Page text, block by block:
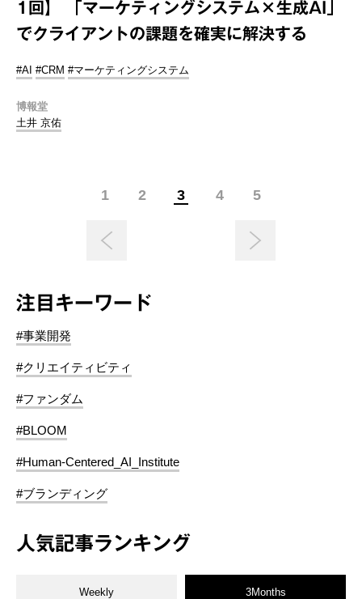
1回】 「マーケティングシステム×生成AI」
でクライアントの課題を確実に解決する
#AI #CRM #マーケティングシステム
博報堂
土井 京佑
1 2 3 4 5
注目キーワード
#事業開発
#クリエイティビティ
#ファンダム
#BLOOM
#Human-Centered_AI_Institute
#ブランディング
人気記事ランキング
Weekly 3Months